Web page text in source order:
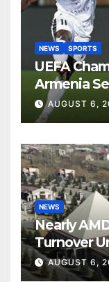
NEWS SPORTS
UEFA
Armenia
Over
AUGUST 6,
NEWS
Nearly
Turnover
Owned
AUGUST 6,